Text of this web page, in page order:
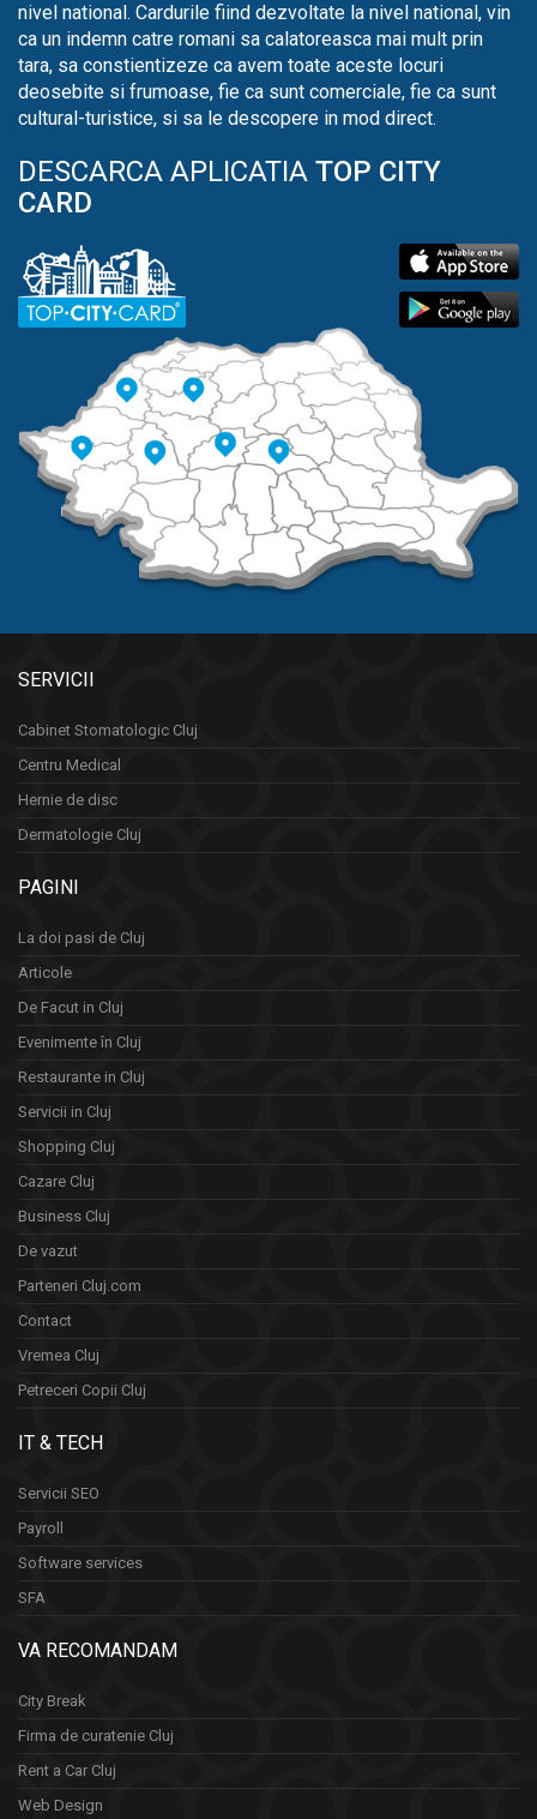
nivel national. Cardurile fiind dezvoltate la nivel national, vin
ca un indemn catre romani sa calatoreasca mai mult prin
tara, sa constientizeze ca avem toate aceste locuri
deosebite si frumoase, fie ca sunt comerciale, fie ca sunt
cultural-turistice, si sa le descopere in mod direct.
DESCARCA APLICATIA TOP CITY
CARD
SERVICII
Cabinet Stomatologic Cluj
Centru Medical
Hernie de disc
Dermatologie Cluj
PAGINI
La doi pasi de Cluj
Articole
De Facut in Cluj
Evenimente în Cluj
Restaurante in Cluj
Servicii in Cluj
Shopping Cluj
Cazare Cluj
Business Cluj
De vazut
Parteneri Cluj.com
Contact
Vremea Cluj
Petreceri Copii Cluj
IT & TECH
Servicii SEO
Payroll
Software services
SFA
VA RECOMANDAM
City Break
Firma de curatenie Cluj
Rent a Car Cluj
Web Design